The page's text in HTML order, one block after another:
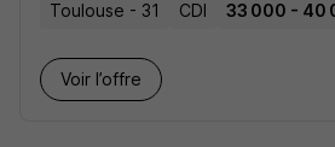
Toulouse - 31 CDI 33 000 - 40
Voir l’offre